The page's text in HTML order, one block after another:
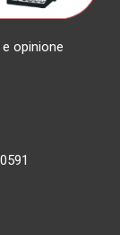
opinione